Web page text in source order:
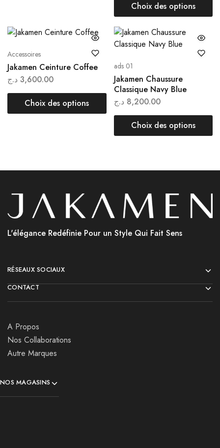
Choix des options
Accessoires
Jakamen Ceinture Coffee
3,600.00 د.ج
Choix des options
ads 01
Jakamen Chaussure
Classique Navy Blue
8,200.00 د.ج
Choix des options
L'élégance Redéfinie Pour un Style Qui Fait Sens
RÉSEAUX SOCIAUX
CONTACT
A Propos
Nos Collaborations
Autre Marques
NOS MAGASINS